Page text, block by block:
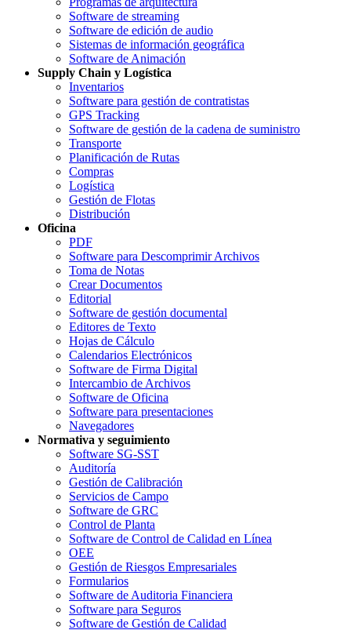
Software de streaming
Software de edición de audio
Sistemas de información geográfica
Software de Animación
Supply Chain y Logística
Inventarios
Software para gestión de contratistas
GPS Tracking
Software de gestión de la cadena de suministro
Transporte
Planificación de Rutas
Compras
Logística
Gestión de Flotas
Distribución
Oficina
PDF
Software para Descomprimir Archivos
Toma de Notas
Crear Documentos
Editorial
Software de gestión documental
Editores de Texto
Hojas de Cálculo
Calendarios Electrónicos
Software de Firma Digital
Intercambio de Archivos
Software de Oficina
Software para presentaciones
Navegadores
Normativa y seguimiento
Software SG-SST
Auditoría
Gestión de Calibración
Servicios de Campo
Software de GRC
Control de Planta
Software de Control de Calidad en Línea
OEE
Gestión de Riesgos Empresariales
Formularios
Software de Auditoria Financiera
Software para Seguros
Software de Gestión de Calidad